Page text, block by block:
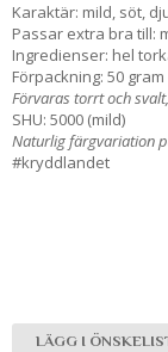
Karaktär: mild, söt,
Passar extra bra till:
Ingredienser: hel
Förpackning: 50
Förvaras torrt och
SHU: 5000 (mild)
Naturlig färgvariation
#kryddlandet
LÄGG I